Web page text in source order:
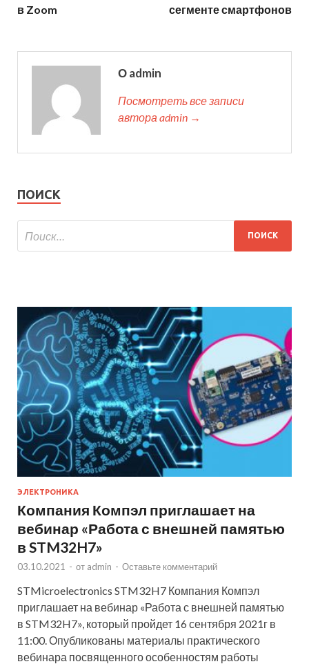
в Zoom
сегменте смартфонов
О admin
Посмотреть все записи
автора admin →
ПОИСК
ЭЛЕКТРОНИКА
Компания Компэл приглашает на
вебинар «Работа с внешней памятью
в STM32H7»
03.10.2021 - от admin - Оставьте комментарий
STMicroelectronics STM32H7 Компания Компэл
приглашает на вебинар «Работа с внешней памятью
в STM32H7», который пройдет 16 сентября 2021г в
11:00. Опубликованы материалы практического
вебинара посвященного особенностям работы